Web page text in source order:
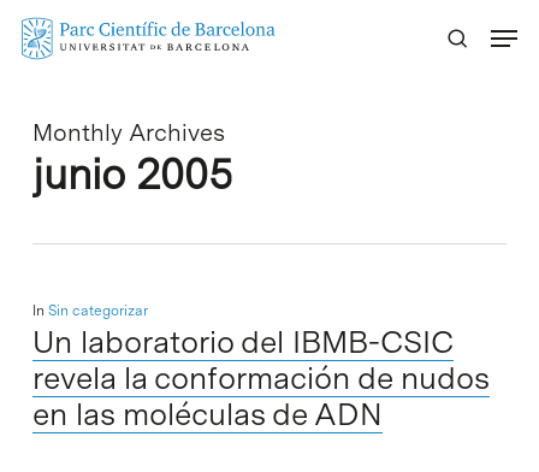
Skip
Monthly Archives
junio 2005
In Sin categorizar
Un laboratorio del IBMB-CSIC
revela la conformación de nudos
en las moléculas de ADN